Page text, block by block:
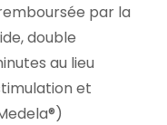
par la
double
au lieu
et